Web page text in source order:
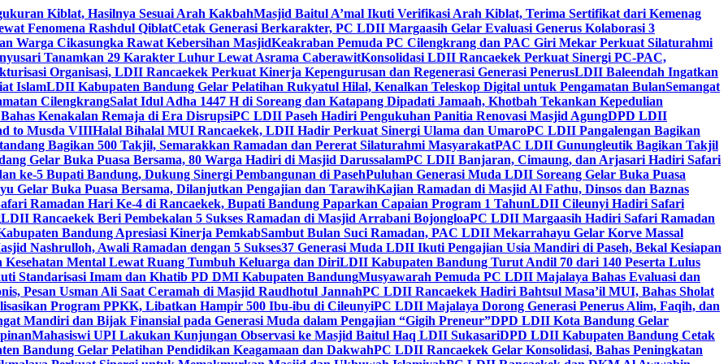
Kiblat, Hasilnya Sesuai Arah KakbahMasjid Baitul A’mal Ikuti Verifikasi Arah Kiblat, Terima Sertifikat dari Kemenag
Fenomena Rashdul QiblatCetak Generasi Berkarakter, PC LDII Margaasih Gelar Evaluasi Generus Kolaborasi 3
Warga Cikasungka Rawat Kebersihan MasjidKeakraban Pemuda PC Cilengkrang dan PAC Giri Mekar Perkuat Silaturahmi
Tanamkan 29 Karakter Luhur Lewat Asrama CaberawitKonsolidasi LDII Rancaekek Perkuat Sinergi PC-PAC,
Organisasi, LDII Rancaekek Perkuat Kinerja Kepengurusan dan Regenerasi Generasi PenerusLDII Baleendah Ingatkan
IslamLDII Kabupaten Bandung Gelar Pelatihan Rukyatul Hilal, Kenalkan Teleskop Digital untuk Pengamatan BulanSemangat
CilengkrangSalat Idul Adha 1447 H di Soreang dan Katapang Dipadati Jamaah, Khotbah Tekankan Kepedulian
Kenakalan Remaja di Era DisrupsiPC LDII Paseh Hadiri Pengukuhan Panitia Renovasi Masjid AgungDPD LDII
to Musda VIIIHalal Bihalal MUI Rancaekek, LDII Hadir Perkuat Sinergi Ulama dan UmaroPC LDII Pangalengan Bagikan
Bagikan 500 Takjil, Semarakkan Ramadan dan Pererat Silaturahmi MasyarakatPAC LDII Gunungleutik Bagikan Takjil
Gelar Buka Puasa Bersama, 80 Warga Hadiri di Masjid DarussalamPC LDII Banjaran, Cimaung, dan Arjasari Hadiri Safari
ke-5 Bupati Bandung, Dukung Sinergi Pembangunan di PasehPuluhan Generasi Muda LDII Soreang Gelar Buka Puasa
Gelar Buka Puasa Bersama, Dilanjutkan Pengajian dan TarawihKajian Ramadan di Masjid Al Fathu, Dinsos dan Baznas
Ramadan Hari Ke-4 di Rancaekek, Bupati Bandung Paparkan Capaian Program 1 TahunLDII Cileunyi Hadiri Safari
LDII Rancaekek Beri Pembekalan 5 Sukses Ramadan di Masjid Arrabani BojongloaPC LDII Margaasih Hadiri Safari Ramadan
Bandung Apresiasi Kinerja PemkabSambut Bulan Suci Ramadan, PAC LDII Mekarrahayu Gelar Korve Massal
Nashrulloh, Awali Ramadan dengan 5 Sukses37 Generasi Muda LDII Ikuti Pengajian Usia Mandiri di Paseh, Bekal Kesiapan
Mental Lewat Ruang Tumbuh Keluarga dan DiriLDII Kabupaten Bandung Turut Andil 70 dari 140 Peserta Lulus
Standarisasi Imam dan Khatib PD DMI Kabupaten BandungMusyawarah Pemuda PC LDII Majalaya Bahas Evaluasi dan
Pesan Usman Ali Saat Ceramah di Masjid Raudhotul JannahPC LDII Rancaekek Hadiri Bahtsul Masa’il MUI, Bahas Sholat
Program PPKK, Libatkan Hampir 500 Ibu-ibu di CileunyiPC LDII Majalaya Dorong Generasi Penerus Alim, Faqih, dan
Mandiri dan Bijak Finansial pada Generasi Muda dalam Pengajian “Gigih Preneur”DPD LDII Kota Bandung Gelar
Mahasiswi UPI Lakukan Kunjungan Observasi ke Masjid Baitul Haq LDII SukasariDPD LDII Kabupaten Bandung Cetak
Bandung Gelar Pelatihan Pendidikan Keagamaan dan DakwahPC LDII Rancaekek Gelar Konsolidasi, Bahas Peningkatan